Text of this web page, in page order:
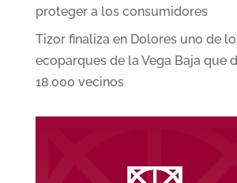
proteger a los consumidores
Tizor finaliza en Dolores uno de
ecoparques de la Vega Baja que
18.000 vecinos